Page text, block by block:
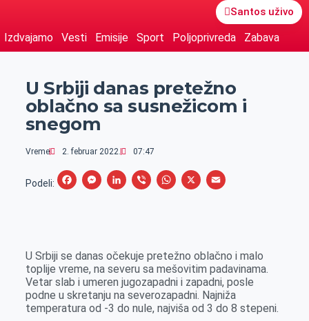
Santos uživo
Izdvajamo Vesti Emisije Sport Poljoprivreda Zabava
U Srbiji danas pretežno
oblačno sa susnežicom i
snegom
Vreme 2. februar 2022. 07:47
Podeli:
F
b
o
o
k
M
e
n
g
L
e
d
I
n
V
r
W
s
A
p
p
X
E
l
U Srbiji se danas očekuje pretežno oblačno i malo
toplije vreme, na severu sa mešovitim padavinama.
Vetar slab i umeren jugozapadni i zapadni, posle
podne u skretanju na severozapadni. Najniža
temperatura od -3 do nule, najviša od 3 do 8 stepeni.